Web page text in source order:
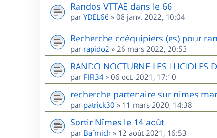
Randos VTTAE dans le 66
par YDEL66 » 08 janv. 2022, 10:04
Recherche coéquipiers (es) pour
par rapido2 » 26 mars 2022, 20:53
RANDO NOCTURNE LES LUCIOLES
par FIFI34 » 06 oct. 2021, 17:10
recherche partenaire sur nimes
par patrick30 » 11 mars 2020, 14:38
Sortir Nîmes le 14 août
par Bafmich » 12 août 2021, 16:53